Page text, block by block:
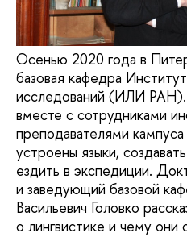
Осенью 2020 года в
базовая кафедра
исследований (ИЛИ
вместе с сотрудниками
преподавателями кампуса
устроены языки,
ездить в экспедиции.
и заведующий базовой
Васильевич Головко
о лингвистике и чему они